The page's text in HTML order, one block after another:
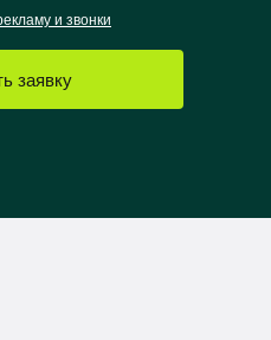
и звонки
заявку